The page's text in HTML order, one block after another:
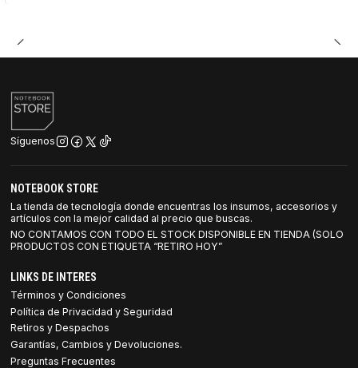
Síguenos
NOTEBOOK STORE
La tienda de tecnología donde encuentras los insumos, accesorios y
artículos con la mejor calidad al precio que buscas.
NO CONTAMOS CON TODO EL STOCK DISPONIBLE EN TIENDA (SOLO
PRODUCTOS CON ETIQUETA “RETIRO HOY”
LINKS DE INTERES
Términos y Condiciones
Política de Privacidad y Seguridad
Retiros y Despachos
Garantías, Cambios y Devoluciones.
Preguntas Frecuentes